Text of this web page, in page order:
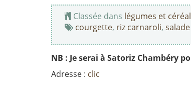
Classée dans légumes et
courgette, riz carnaroli,
NB : Je serai à Satoriz Chambéry
Adresse : clic